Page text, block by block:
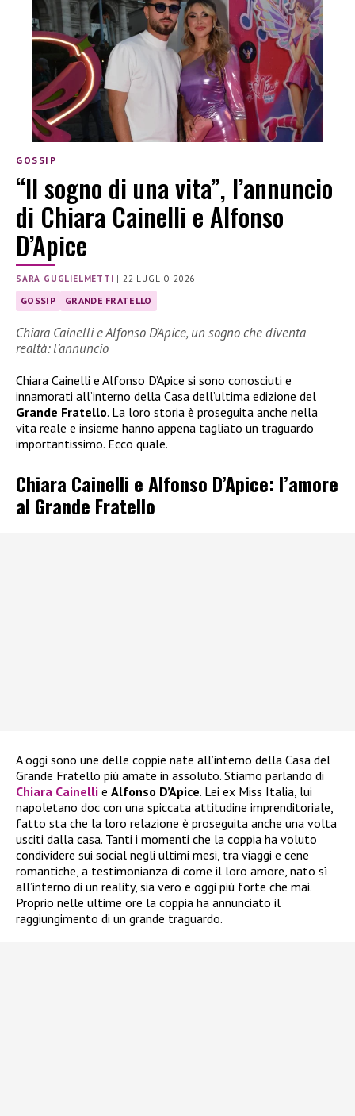
GOSSIP
“Il sogno di una vita”, l’annuncio
di Chiara Cainelli e Alfonso
D’Apice
SARA GUGLIELMETTI |22 LUGLIO 2026
GOSSIP GRANDE FRATELLO
Chiara Cainelli e Alfonso D’Apice, un sogno che diventa
realtà: l’annuncio
Chiara Cainelli e Alfonso D’Apice si sono conosciuti e
innamorati all’interno della Casa dell’ultima edizione del
Grande Fratello. La loro storia è proseguita anche nella
vita reale e insieme hanno appena tagliato un traguardo
importantissimo. Ecco quale.
Chiara Cainelli e Alfonso D’Apice: l’amore
al Grande Fratello
A oggi sono une delle coppie nate all’interno della Casa del
Grande Fratello più amate in assoluto. Stiamo parlando di
Chiara Cainelli e Alfonso D’Apice. Lei ex Miss Italia, lui
napoletano doc con una spiccata attitudine imprenditoriale,
fatto sta che la loro relazione è proseguita anche una volta
usciti dalla casa. Tanti i momenti che la coppia ha voluto
condividere sui social negli ultimi mesi, tra viaggi e cene
romantiche, a testimonianza di come il loro amore, nato sì
all’interno di un reality, sia vero e oggi più forte che mai.
Proprio nelle ultime ore la coppia ha annunciato il
raggiungimento di un grande traguardo.